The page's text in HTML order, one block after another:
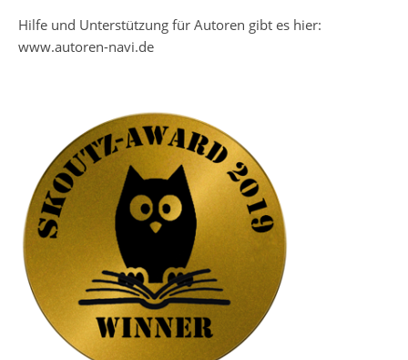
Hilfe und Unterstützung für Autoren gibt es hier:
www.autoren-navi.de